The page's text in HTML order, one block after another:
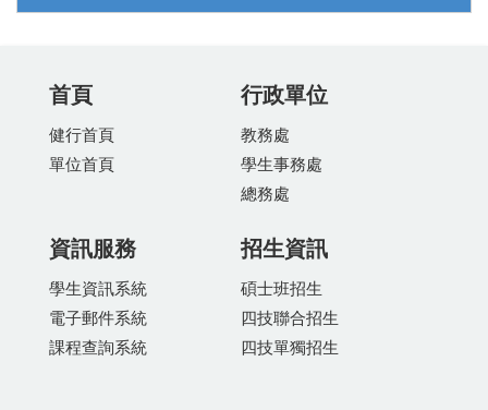
首頁
健行首頁
單位首頁
行政單位
教務處
學生事務處
總務處
資訊服務
學生資訊系統
電子郵件系統
課程查詢系統
招生資訊
碩士班招生
四技聯合招生
四技單獨招生